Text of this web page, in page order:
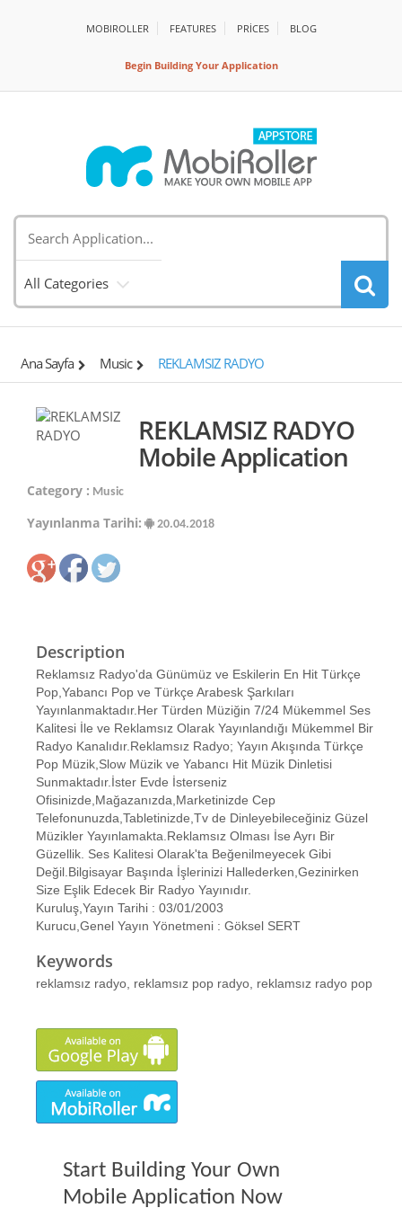
MOBIROLLER FEATURES PRİCES BLOG
Begin Building Your Application
All Categories
Ana Sayfa Music REKLAMSIZ RADYO
REKLAMSIZ RADYO
Mobile Application
Category : Music
Yayınlanma Tarihi: 20.04.2018
Description
Reklamsız Radyo'da Günümüz ve Eskilerin En Hit Türkçe
Pop,Yabancı Pop ve Türkçe Arabesk Şarkıları
Yayınlanmaktadır.Her Türden Müziğin 7/24 Mükemmel Ses
Kalitesi İle ve Reklamsız Olarak Yayınlandığı Mükemmel Bir
Radyo Kanalıdır.Reklamsız Radyo; Yayın Akışında Türkçe
Pop Müzik,Slow Müzik ve Yabancı Hit Müzik Dinletisi
Sunmaktadır.İster Evde İsterseniz
Ofisinizde,Mağazanızda,Marketinizde Cep
Telefonunuzda,Tabletinizde,Tv de Dinleyebileceğiniz Güzel
Müzikler Yayınlamakta.Reklamsız Olması İse Ayrı Bir
Güzellik. Ses Kalitesi Olarak'ta Beğenilmeyecek Gibi
Değil.Bilgisayar Başında İşlerinizi Hallederken,Gezinirken
Size Eşlik Edecek Bir Radyo Yayınıdır.
Kuruluş,Yayın Tarihi : 03/01/2003
Kurucu,Genel Yayın Yönetmeni : Göksel SERT
Keywords
reklamsız radyo, reklamsız pop radyo, reklamsız radyo pop
Start Building Your Own
Mobile Application Now